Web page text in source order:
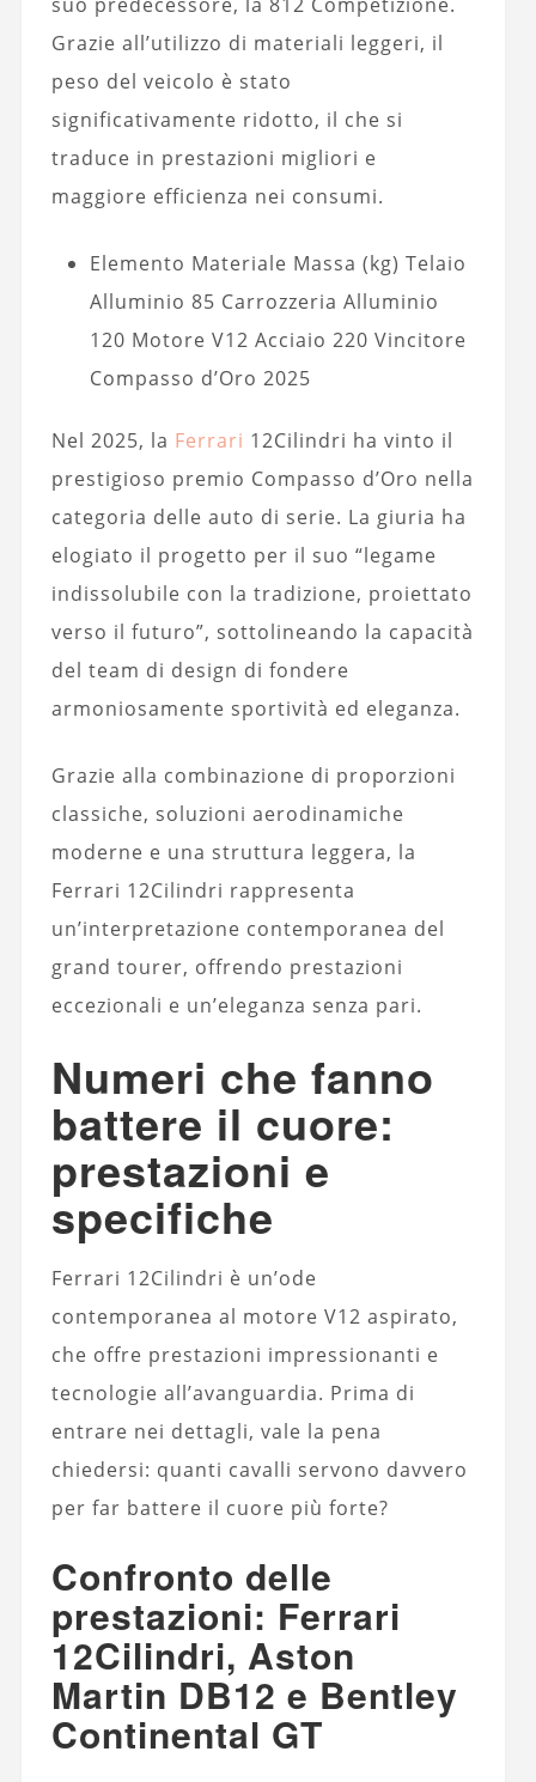
Grazie all’utilizzo di materiali leggeri, il
peso del veicolo è stato
significativamente ridotto, il che si
traduce in prestazioni migliori e
maggiore efficienza nei consumi.
Elemento Materiale Massa (kg) Telaio
Alluminio 85 Carrozzeria Alluminio
120 Motore V12 Acciaio 220 Vincitore
Compasso d’Oro 2025
Nel 2025, la Ferrari 12Cilindri ha vinto il
prestigioso premio Compasso d’Oro nella
categoria delle auto di serie. La giuria ha
elogiato il progetto per il suo “legame
indissolubile con la tradizione, proiettato
verso il futuro”, sottolineando la capacità
del team di design di fondere
armoniosamente sportività ed eleganza.
Grazie alla combinazione di proporzioni
classiche, soluzioni aerodinamiche
moderne e una struttura leggera, la
Ferrari 12Cilindri rappresenta
un’interpretazione contemporanea del
grand tourer, offrendo prestazioni
eccezionali e un’eleganza senza pari.
Numeri che fanno
battere il cuore:
prestazioni e
specifiche
Ferrari 12Cilindri è un’ode
contemporanea al motore V12 aspirato,
che offre prestazioni impressionanti e
tecnologie all’avanguardia. Prima di
entrare nei dettagli, vale la pena
chiedersi: quanti cavalli servono davvero
per far battere il cuore più forte?
Confronto delle
prestazioni: Ferrari
12Cilindri, Aston
Martin DB12 e Bentley
Continental GT